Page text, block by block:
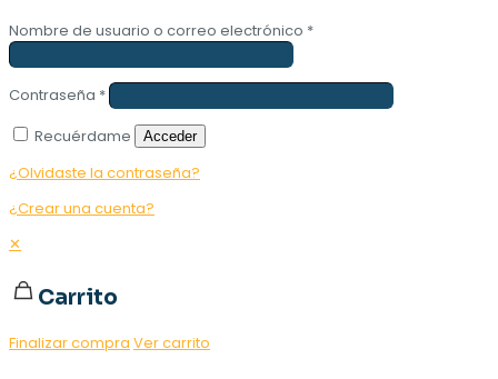
Nombre de usuario o correo electrónico *
Contraseña *
Recuérdame
Acceder
¿Olvidaste la contraseña?
¿Crear una cuenta?
✕
Carrito
Finalizar compra Ver carrito